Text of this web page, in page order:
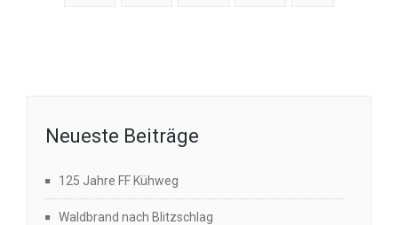
Neueste Beiträge
125 Jahre FF Kühweg
Waldbrand nach Blitzschlag